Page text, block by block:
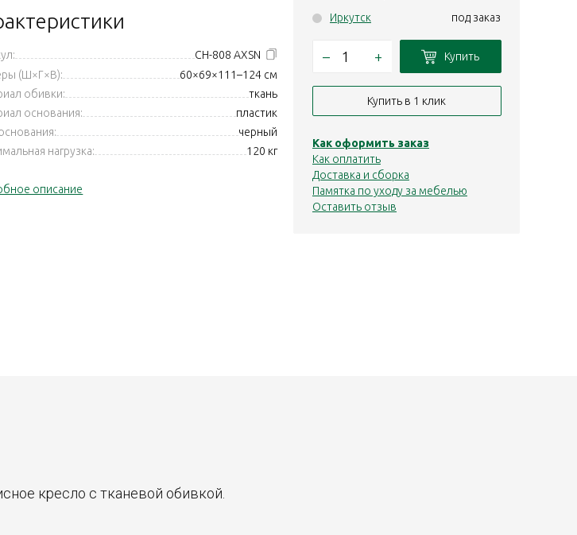
CH-808 AXSN
(Ш×Г×В):
60×69×111–124 см
обивки:
ткань
основания:
пластик
черный
нагрузка:
120 кг
описание
Иркутск
под заказ
– + Купить
Купить в 1 клик
Как оформить заказ
Как оплатить
Доставка и сборка
Памятка по уходу за мебелью
Оставить отзыв
кресло с тканевой обивкой.